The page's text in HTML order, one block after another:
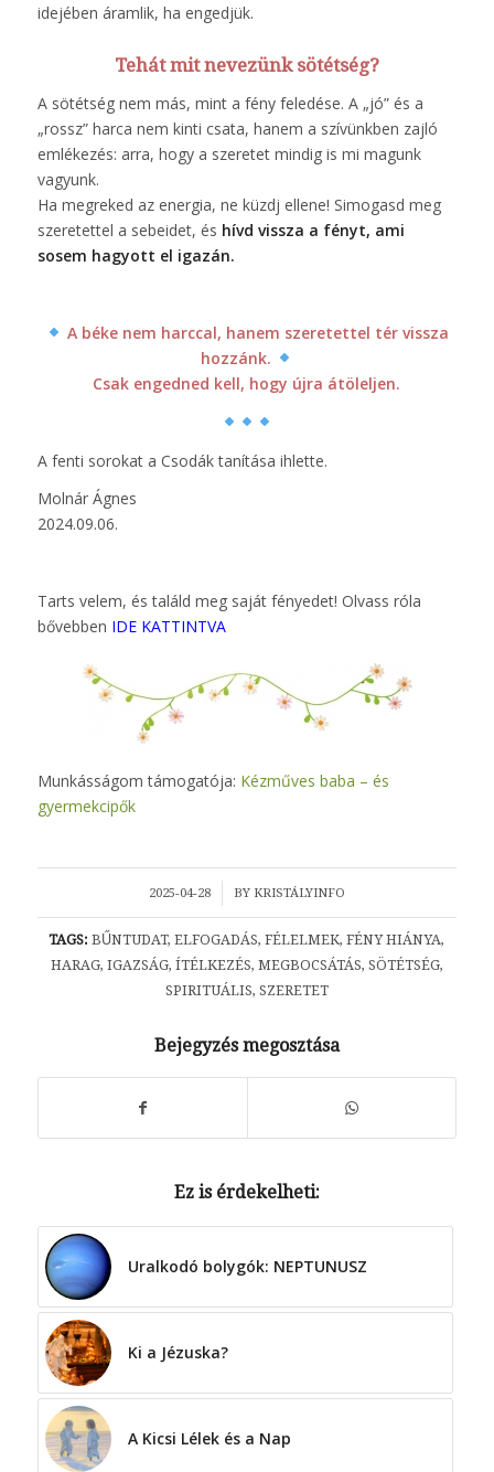
idejében áramlik, ha engedjük.
Tehát mit nevezünk sötétség?
A sötétség nem más, mint a fény feledése. A „jó” és a
„rossz” harca nem kinti csata, hanem a szívünkben zajló
emlékezés: arra, hogy a szeretet mindig is mi magunk
vagyunk.
Ha megreked az energia, ne küzdj ellene! Simogasd meg
szeretettel a sebeidet, és hívd vissza a fényt, ami
sosem hagyott el igazán.
A béke nem harccal, hanem szeretettel tér vissza
hozzánk.
Csak engedned kell, hogy újra átöleljen.
A fenti sorokat a Csodák tanítása ihlette.
Molnár Ágnes
2024.09.06.
Tarts velem, és találd meg saját fényedet! Olvass róla
bővebben IDE KATTINTVA
Munkásságom támogatója: Kézműves baba – és
gyermekcipők
2025-04-28
/ BY KRISTÁLYINFO
TAGS: BŰNTUDAT,ELFOGADÁS,FÉLELMEK,FÉNY HIÁNYA,
HARAG, IGAZSÁG, ÍTÉLKEZÉS, MEGBOCSÁTÁS, SÖTÉTSÉG,
SPIRITUÁLIS, SZERETET
Bejegyzés megosztása
Ez is érdekelheti:
Uralkodó bolygók: NEPTUNUSZ
Ki a Jézuska?
A Kicsi Lélek és a Nap